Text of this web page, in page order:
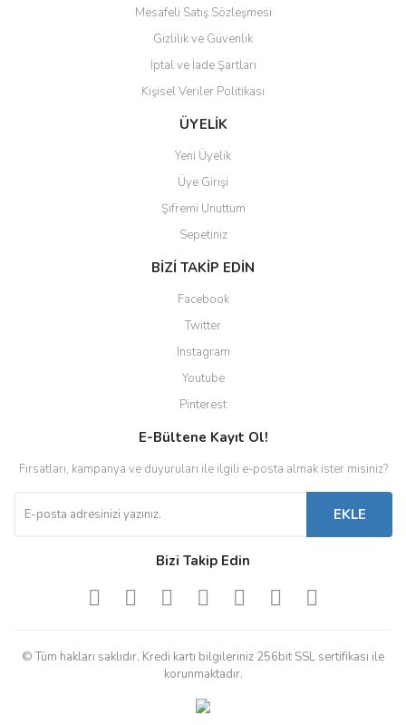
Gönder
Mesafeli Satış Sözleşmesi
Gizlilik ve Güvenlik
İptal ve İade Şartları
Kişisel Veriler Politikası
ÜYELİK
Yeni Üyelik
Üye Girişi
Şifremi Unuttum
Sepetiniz
BİZİ TAKİP EDİN
Facebook
Twitter
Instagram
Youtube
Pinterest
E-Bültene Kayıt Ol!
Fırsatları, kampanya ve duyuruları ile ilgili e-posta almak ister misiniz?
EKLE
Bizi Takip Edin
© Tüm hakları saklıdır. Kredi kartı bilgileriniz 256bit SSL sertifikası ile
korunmaktadır.